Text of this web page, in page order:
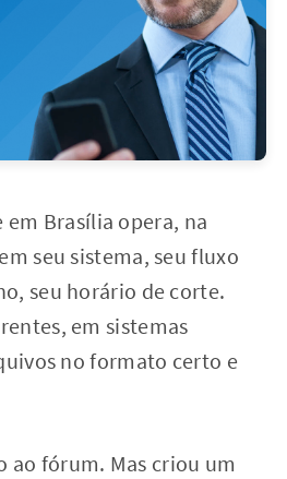
em Brasília opera, na
seu sistema, seu fluxo
seu horário de corte.
em sistemas
no formato certo e
fórum. Mas criou um